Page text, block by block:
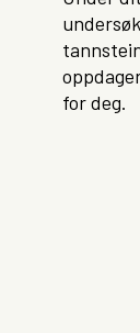
for deg.